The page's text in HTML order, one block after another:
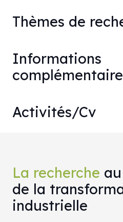
Thèmes de
Informations
Activités/Cv
La recherche
de la
industrielle